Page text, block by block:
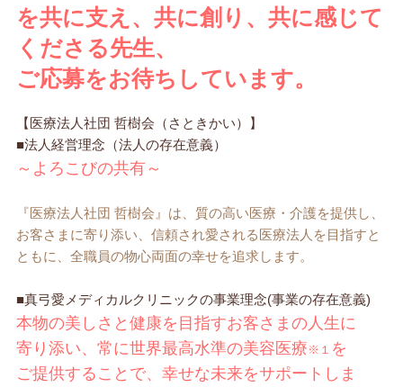
を共に支え、共に創り、共に感じて
くださる先生、
ご応募をお待ちしています。
【医療法人社団 哲樹会（さときかい）】
■法人経営理念（法人の存在意義）
～よろこびの共有～
『医療法人社団 哲樹会』は、質の高い医療・介護を提供し、
お客さまに寄り添い、信頼され愛される医療法人を目指すと
ともに、全職員の物心両面の幸せを追求します。
■真弓愛メディカルクリニックの事業理念(事業の存在意義)
本物の美しさと健康を目指すお客さまの人生に
寄り添い、常に世界最高水準の美容医療 ※１ を
ご提供することで、幸せな未来をサポートしま